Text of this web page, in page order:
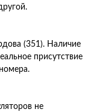
(351). Наличие
присутствие
не